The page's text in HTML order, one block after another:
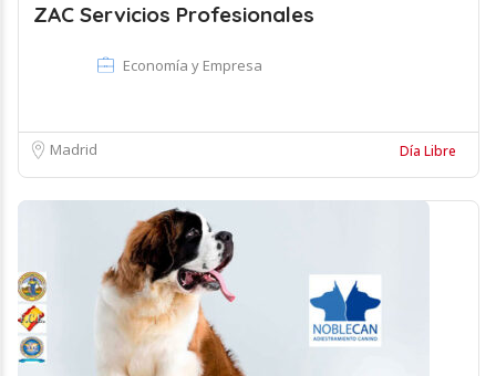
ZAC Servicios Profesionales
Economía y Empresa
Madrid Día Libre